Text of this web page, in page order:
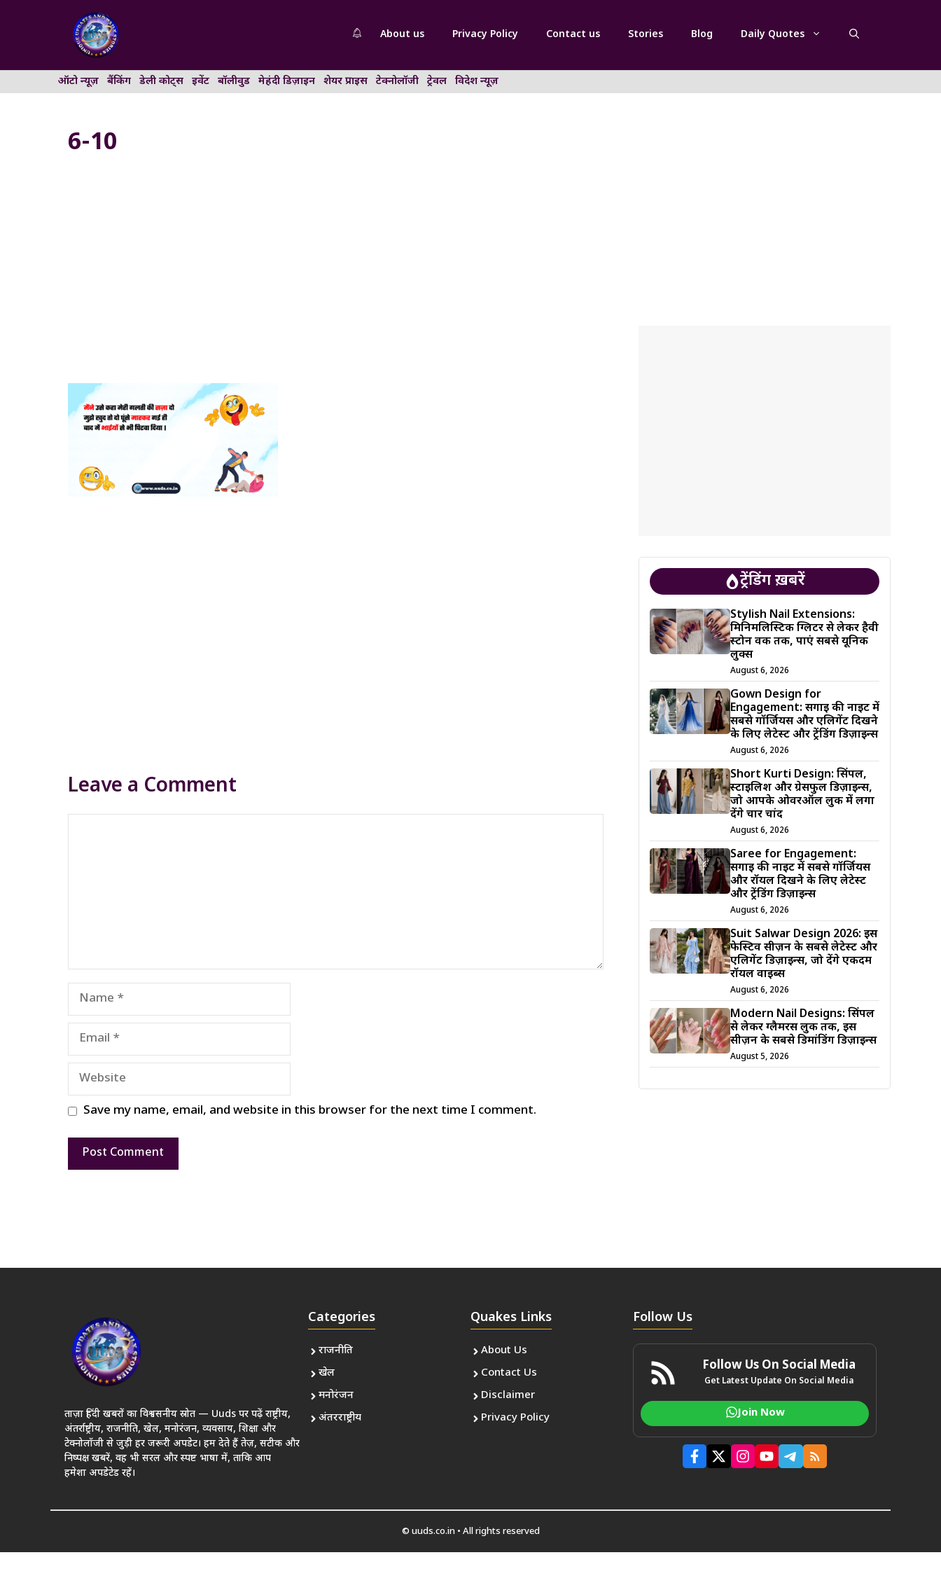
About us Privacy Policy Contact us Stories Blog Daily Quotes
ऑटो न्यूज़ बैंकिंग डेली कोट्स इवेंट बॉलीवुड मेहंदी डिज़ाइन शेयर प्राइस टेक्नोलॉजी ट्रेवल विदेश न्यूज़
6-10
Leave a Comment
Name
Email
Website
Save my name, email, and website in this browser for the next time I comment.
ट्रेंडिंग ख़बरें
Stylish Nail Extensions:
मिनिमलिस्टिक ग्लिटर से लेकर हैवी
स्टोन वर्क तक, पाएं सबसे यूनिक
लुक्स
August 6, 2026
Gown Design for
Engagement: सगाई की नाइट में
सबसे गॉर्जियस और एलिगेंट दिखने
के लिए लेटेस्ट और ट्रेंडिंग डिज़ाइन्स
August 6, 2026
Short Kurti Design: सिंपल,
स्टाइलिश और ग्रेसफुल डिज़ाइन्स,
जो आपके ओवरऑल लुक में लगा
देंगे चार चांद
August 6, 2026
Saree for Engagement:
सगाई की नाइट में सबसे गॉर्जियस
और रॉयल दिखने के लिए लेटेस्ट
और ट्रेंडिंग डिज़ाइन्स
August 6, 2026
Suit Salwar Design 2026: इस
फेस्टिव सीज़न के सबसे लेटेस्ट और
एलिगेंट डिज़ाइन्स, जो देंगे एकदम
रॉयल वाइब्स
August 6, 2026
Modern Nail Designs: सिंपल
से लेकर ग्लैमरस लुक तक, इस
सीज़न के सबसे डिमांडिंग डिज़ाइन्स
August 5, 2026
ताज़ा हिंदी खबरों का विश्वसनीय स्रोत — Uuds पर पढ़ें राष्ट्रीय,
अंतर्राष्ट्रीय, राजनीति, खेल, मनोरंजन, व्यवसाय, शिक्षा और
टेक्नोलॉजी से जुड़ी हर जरूरी अपडेट। हम देते हैं तेज़, सटीक और
निष्पक्ष खबरें, वह भी सरल और स्पष्ट भाषा में, ताकि आप
हमेशा अपडेटेड रहें।
Categories
राजनीति
खेल
मनोरंजन
अंतरराष्ट्रीय
Quakes Links
About Us
Contact Us
Disclaimer
Privacy Policy
Follow Us
Follow Us On Social Media
Get Latest Update On Social Media
Join Now
© uuds.co.in • All rights reserved